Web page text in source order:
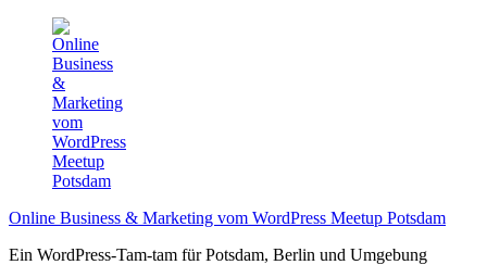
springen
Online Business & Marketing vom WordPress Meetup Potsdam
Ein WordPress-Tam-tam für Potsdam, Berlin und Umgebung